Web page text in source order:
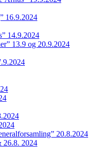
16.9.2024
14.9.2024
13.9 og 20.9.2024
20.8.2024
26.8. 2024